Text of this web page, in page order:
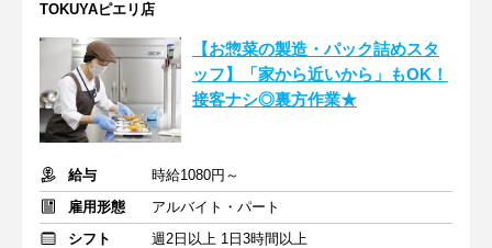
TOKUYAピエリ店
【お惣菜の製造・パック詰めスタ
ッフ】「家から近いから」もOK！
接客ナシ◎裏方作業★
給与
時給1080円～
雇用形態
アルバイト・パート
シフト
週2日以上 1日3時間以上